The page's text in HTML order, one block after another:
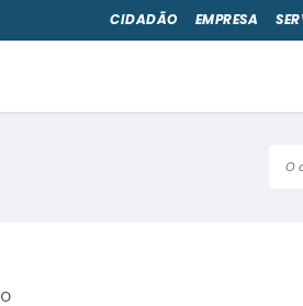
O
CIDADÃO EMPRESA